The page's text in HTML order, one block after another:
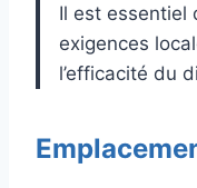
Il est essentiel
exigences
l’efficacité du